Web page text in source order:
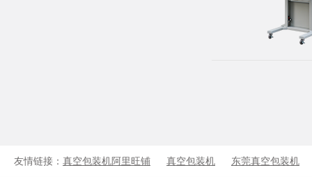
友情链接： 真空包装机阿里旺铺 真空包装机 东莞真空包装机